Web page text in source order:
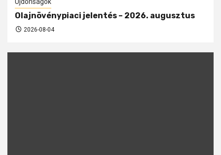
Olajnövénypiaci jelentés – 2026. augusztus
2026-08-04